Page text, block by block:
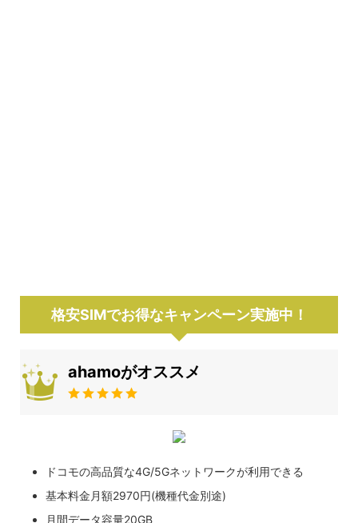
格安SIMでお得なキャンペーン実施中！
ahamoがオススメ
ドコモの高品質な4G/5Gネットワークが利用できる
基本料金月額2970円(機種代金別途)
月間データ容量20GB